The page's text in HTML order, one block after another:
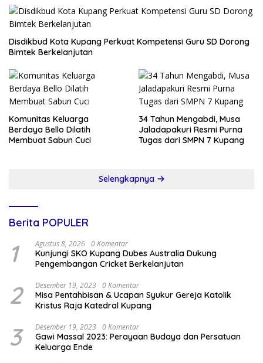
Disdikbud Kota Kupang Perkuat Kompetensi Guru SD Dorong
Bimtek Berkelanjutan
Komunitas Keluarga
Berdaya Bello Dilatih
Membuat Sabun Cuci
34 Tahun Mengabdi, Musa
Jaladapakuri Resmi Purna
Tugas dari SMPN 7 Kupang
Selengkapnya
Berita POPULER
1 Agustus 8, 2026 0 Komentar
Kunjungi SKO Kupang Dubes Australia Dukung
Pengembangan Cricket Berkelanjutan
2 Desember 19, 2023 0 Komentar
Misa Pentahbisan & Ucapan Syukur Gereja Katolik
Kristus Raja Katedral Kupang
3 Desember 19, 2023 0 Komentar
Gawi Massal 2023: Perayaan Budaya dan Persatuan
Keluarga Ende